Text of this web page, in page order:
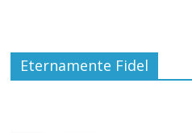
Eternamente Fidel